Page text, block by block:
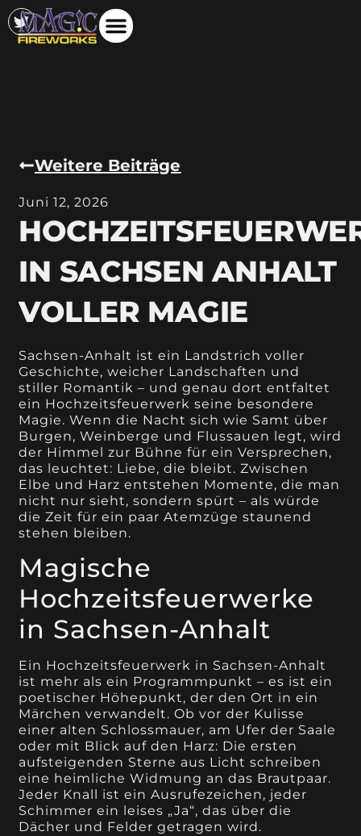
Weitere Beiträge
Juni 12, 2026
IN SACHSEN ANHALT
VOLLER MAGIE
Sachsen-Anhalt ist ein Landstrich voller
Geschichte, weicher Landschaften und
stiller Romantik – und genau dort entfaltet
ein Hochzeitsfeuerwerk seine besondere
Magie. Wenn die Nacht sich wie Samt über
Burgen, Weinberge und Flussauen legt, wird
der Himmel zur Bühne für ein Versprechen,
das leuchtet: Liebe, die bleibt. Zwischen
Elbe und Harz entstehen Momente, die man
nicht nur sieht, sondern spürt – als würde
die Zeit für ein paar Atemzüge staunend
stehen bleiben.
Magische
Hochzeitsfeuerwerke
in Sachsen-Anhalt
Ein Hochzeitsfeuerwerk in Sachsen-Anhalt
ist mehr als ein Programmpunkt – es ist ein
poetischer Höhepunkt, der den Ort in ein
Märchen verwandelt. Ob vor der Kulisse
einer alten Schlossmauer, am Ufer der Saale
oder mit Blick auf den Harz: Die ersten
aufsteigenden Sterne aus Licht schreiben
eine heimliche Widmung an das Brautpaar.
Jeder Knall ist ein Ausrufezeichen, jeder
Schimmer ein leises „Ja“, das über die
Dächer und Felder getragen wird.